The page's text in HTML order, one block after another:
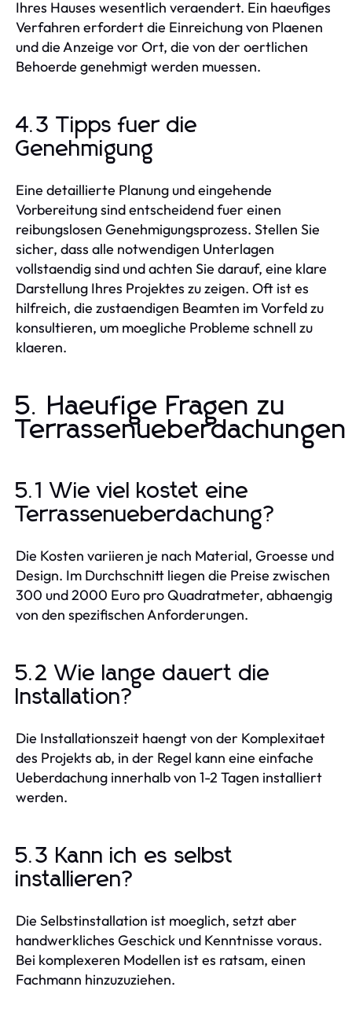
Ihres Hauses wesentlich veraendert. Ein haeufiges
Verfahren erfordert die Einreichung von Plaenen
und die Anzeige vor Ort, die von der oertlichen
Behoerde genehmigt werden muessen.
4.3 Tipps fuer die
Genehmigung
Eine detaillierte Planung und eingehende
Vorbereitung sind entscheidend fuer einen
reibungslosen Genehmigungsprozess. Stellen Sie
sicher, dass alle notwendigen Unterlagen
vollstaendig sind und achten Sie darauf, eine klare
Darstellung Ihres Projektes zu zeigen. Oft ist es
hilfreich, die zustaendigen Beamten im Vorfeld zu
konsultieren, um moegliche Probleme schnell zu
klaeren.
5. Haeufige Fragen zu
Terrassenueberdachungen
5.1 Wie viel kostet eine
Terrassenueberdachung?
Die Kosten variieren je nach Material, Groesse und
Design. Im Durchschnitt liegen die Preise zwischen
300 und 2000 Euro pro Quadratmeter, abhaengig
von den spezifischen Anforderungen.
5.2 Wie lange dauert die
Installation?
Die Installationszeit haengt von der Komplexitaet
des Projekts ab, in der Regel kann eine einfache
Ueberdachung innerhalb von 1-2 Tagen installiert
werden.
5.3 Kann ich es selbst
installieren?
Die Selbstinstallation ist moeglich, setzt aber
handwerkliches Geschick und Kenntnisse voraus.
Bei komplexeren Modellen ist es ratsam, einen
Fachmann hinzuzuziehen.